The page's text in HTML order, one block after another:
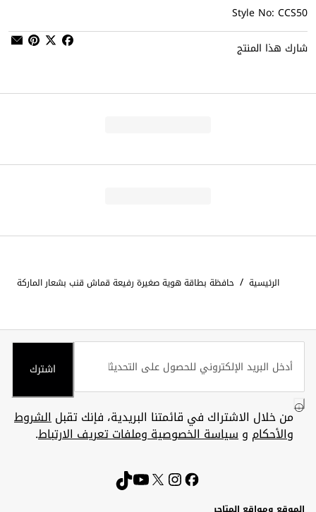
Style No: CCS50
شارك هذا المنتج
الرئيسية / حافظة بطاقة هوية صغيرة رفيعة قماش قنب بشعار الماركة
اشترك
من خلال الاشتراك في قائمتنا البريدية، فإنك تقبلالشروط
والأحكام وسياسة الخصوصية وملفات تعريف الارتباط.